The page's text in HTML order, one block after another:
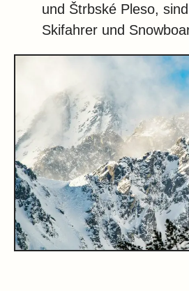
und Štrbské Pleso,
Skifahrer und